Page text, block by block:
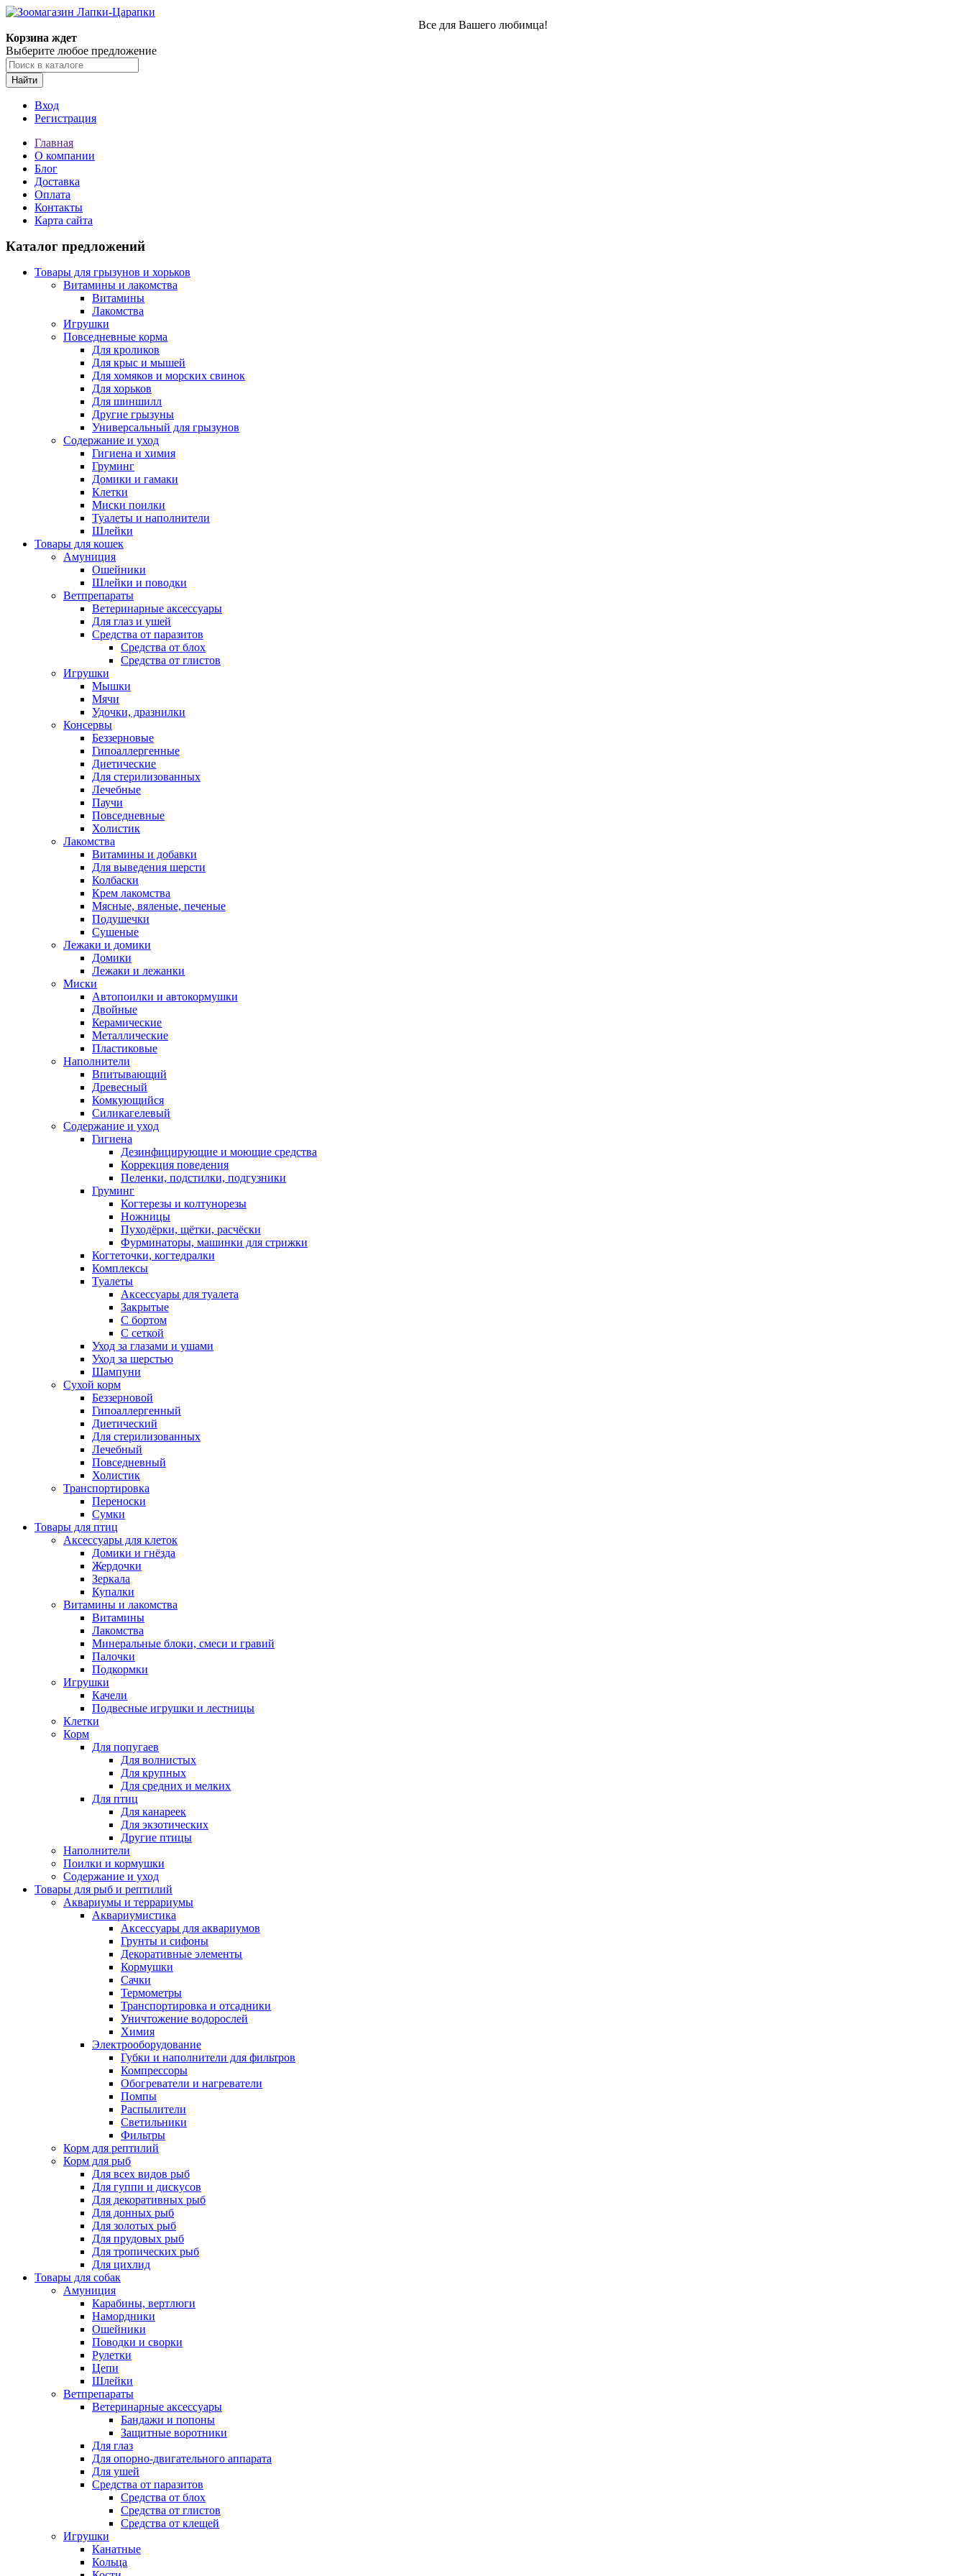
Все для Вашего любимца!
Корзина ждет
Выберите любое предложение
Найти
Вход
Регистрация
Главная
О компании
Блог
Доставка
Оплата
Контакты
Карта сайта
Каталог предложений
Товары для грызунов и хорьков
Витамины и лакомства
Витамины
Лакомства
Игрушки
Повседневные корма
Для кроликов
Для крыс и мышей
Для хомяков и морских свинок
Для хорьков
Для шиншилл
Другие грызуны
Универсальный для грызунов
Содержание и уход
Гигиена и химия
Груминг
Домики и гамаки
Клетки
Миски поилки
Туалеты и наполнители
Шлейки
Товары для кошек
Амуниция
Ошейники
Шлейки и поводки
Ветпрепараты
Ветеринарные аксессуары
Для глаз и ушей
Средства от паразитов
Средства от блох
Средства от глистов
Игрушки
Мышки
Мячи
Удочки, дразнилки
Консервы
Беззерновые
Гипоаллергенные
Диетические
Для стерилизованных
Лечебные
Паучи
Повседневные
Холистик
Лакомства
Витамины и добавки
Для выведения шерсти
Колбаски
Крем лакомства
Мясные, вяленые, печеные
Подушечки
Сушеные
Лежаки и домики
Домики
Лежаки и лежанки
Миски
Автопоилки и автокормушки
Двойные
Керамические
Металлические
Пластиковые
Наполнители
Впитывающий
Древесный
Комкующийся
Силикагелевый
Содержание и уход
Гигиена
Дезинфицирующие и моющие средства
Коррекция поведения
Пеленки, подстилки, подгузники
Груминг
Когтерезы и колтунорезы
Ножницы
Пуходёрки, щётки, расчёски
Фурминаторы, машинки для стрижки
Когтеточки, когтедралки
Комплексы
Туалеты
Аксессуары для туалета
Закрытые
С бортом
С сеткой
Уход за глазами и ушами
Уход за шерстью
Шампуни
Сухой корм
Беззерновой
Гипоаллергенный
Диетический
Для стерилизованных
Лечебный
Повседневный
Холистик
Транспортировка
Переноски
Сумки
Товары для птиц
Аксессуары для клеток
Домики и гнёзда
Жердочки
Зеркала
Купалки
Витамины и лакомства
Витамины
Лакомства
Минеральные блоки, смеси и гравий
Палочки
Подкормки
Игрушки
Качели
Подвесные игрушки и лестницы
Клетки
Корм
Для попугаев
Для волнистых
Для крупных
Для средних и мелких
Для птиц
Для канареек
Для экзотических
Другие птицы
Наполнители
Поилки и кормушки
Содержание и уход
Товары для рыб и рептилий
Аквариумы и террариумы
Аквариумистика
Аксессуары для аквариумов
Грунты и сифоны
Декоративные элементы
Кормушки
Сачки
Термометры
Транспортировка и отсадники
Уничтожение водорослей
Химия
Электрооборудование
Губки и наполнители для фильтров
Компрессоры
Обогреватели и нагреватели
Помпы
Распылители
Светильники
Фильтры
Корм для рептилий
Корм для рыб
Для всех видов рыб
Для гуппи и дискусов
Для декоративных рыб
Для донных рыб
Для золотых рыб
Для прудовых рыб
Для тропических рыб
Для цихлид
Товары для собак
Амуниция
Карабины, вертлюги
Намордники
Ошейники
Поводки и сворки
Рулетки
Цепи
Шлейки
Ветпрепараты
Ветеринарные аксессуары
Бандажи и попоны
Защитные воротники
Для глаз
Для опорно-двигательного аппарата
Для ушей
Средства от паразитов
Средства от блох
Средства от глистов
Средства от клещей
Игрушки
Канатные
Кольца